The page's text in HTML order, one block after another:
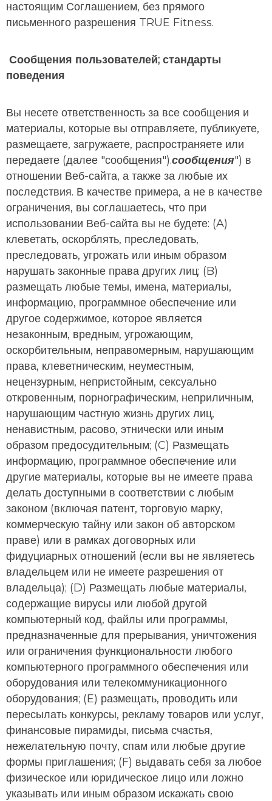
настоящим Соглашением, без прямого
письменного разрешения TRUE Fitness.
Сообщения пользователей; стандарты
поведения
Вы несете ответственность за все сообщения и
материалы, которые вы отправляете, публикуете,
размещаете, загружаете, распространяете или
передаете (далее "сообщения").сообщения") в
отношении Веб-сайта, а также за любые их
последствия. В качестве примера, а не в качестве
ограничения, вы соглашаетесь, что при
использовании Веб-сайта вы не будете: (A)
клеветать, оскорблять, преследовать,
преследовать, угрожать или иным образом
нарушать законные права других лиц; (B)
размещать любые темы, имена, материалы,
информацию, программное обеспечение или
другое содержимое, которое является
незаконным, вредным, угрожающим,
оскорбительным, неправомерным, нарушающим
права, клеветническим, неуместным,
нецензурным, непристойным, сексуально
откровенным, порнографическим, неприличным,
нарушающим частную жизнь других лиц,
ненавистным, расово, этнически или иным
образом предосудительным; (C) Размещать
информацию, программное обеспечение или
другие материалы, которые вы не имеете права
делать доступными в соответствии с любым
законом (включая патент, торговую марку,
коммерческую тайну или закон об авторском
праве) или в рамках договорных или
фидуциарных отношений (если вы не являетесь
владельцем или не имеете разрешения от
владельца); (D) Размещать любые материалы,
содержащие вирусы или любой другой
компьютерный код, файлы или программы,
предназначенные для прерывания, уничтожения
или ограничения функциональности любого
компьютерного программного обеспечения или
оборудования или телекоммуникационного
оборудования; (E) размещать, проводить или
пересылать конкурсы, рекламу товаров или услуг,
финансовые пирамиды, письма счастья,
нежелательную почту, спам или любые другие
формы приглашения; (F) выдавать себя за любое
физическое или юридическое лицо или ложно
указывать или иным образом искажать свою